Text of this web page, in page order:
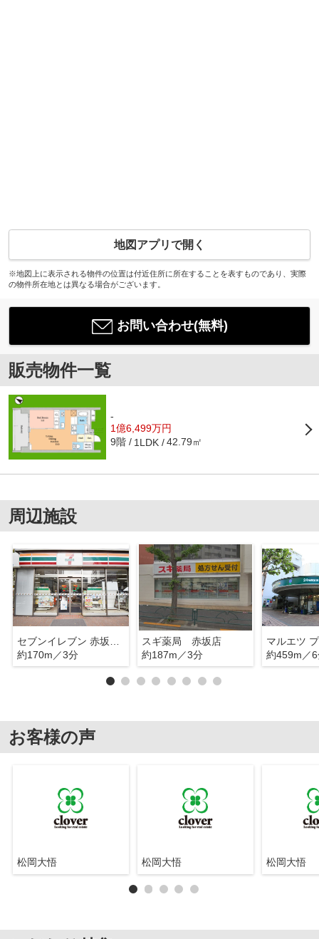
地図アプリで開く
※地図上に表示される物件の位置は付近住所に所在することを表すものであり、実際
の物件所在地とは異なる場合がございます。
お問い合わせ(無料)
販売物件一覧
-
1億6,499万円
9階 1LDK 42.79㎡
周辺施設
約170m／3分
スギ薬局 赤坂店
約187m／3分
マルエツ
約459m／
お客様の声
松岡大悟 松岡大悟 松岡大悟